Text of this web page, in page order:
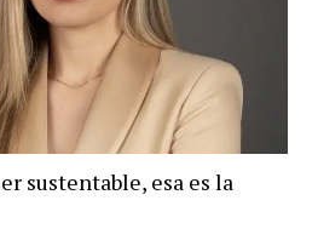
sustentable, esa es la